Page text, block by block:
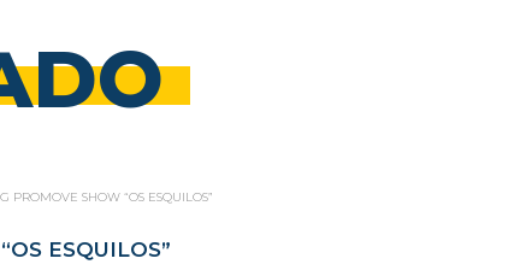
PROMOVE SHOW “OS ESQUILOS”
ESQUILOS”